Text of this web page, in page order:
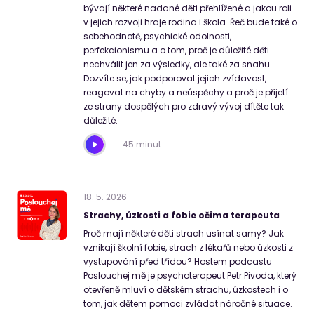
bývají některé nadané děti přehlížené a jakou roli
v jejich rozvoji hraje rodina i škola. Řeč bude také o
sebehodnotě, psychické odolnosti,
perfekcionismu a o tom, proč je důležité děti
nechválit jen za výsledky, ale také za snahu.
Dozvíte se, jak podporovat jejich zvídavost,
reagovat na chyby a neúspěchy a proč je přijetí
ze strany dospělých pro zdravý vývoj dítěte tak
důležité.
45 minut
18. 5. 2026
Strachy, úzkosti a fobie očima terapeuta
Proč mají některé děti strach usínat samy? Jak
vznikají školní fobie, strach z lékařů nebo úzkosti z
vystupování před třídou? Hostem podcastu
Poslouchej mě je psychoterapeut Petr Pivoda, který
otevřeně mluví o dětském strachu, úzkostech i o
tom, jak dětem pomoci zvládat náročné situace.